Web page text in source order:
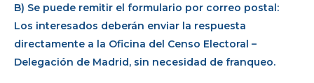
B) Se puede remitir el formulario por correo postal:
Los interesados deberán enviar la respuesta
directamente a la Oficina del Censo Electoral –
Delegación de Madrid, sin necesidad de franqueo.